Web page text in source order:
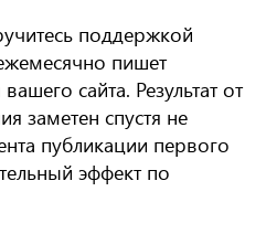
поддержкой
пишет
вашего сайта. Результат от
заметен спустя не
публикации первого
эффект по